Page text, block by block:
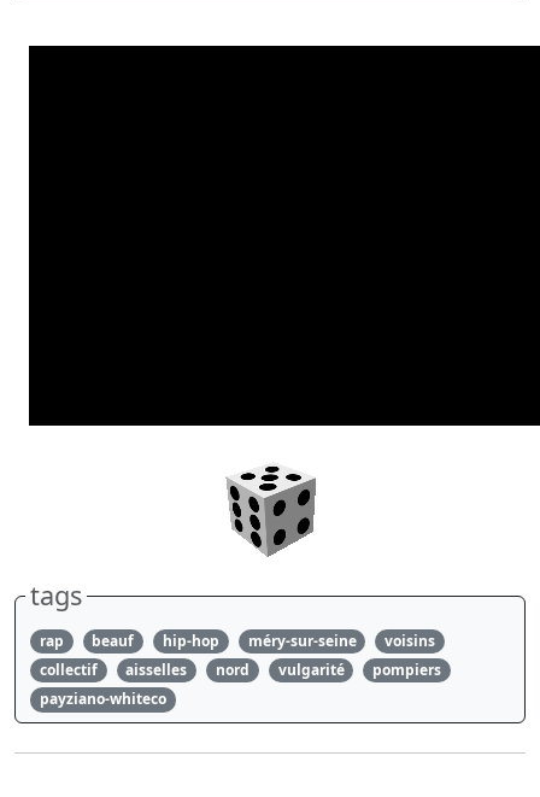
tags
rap beauf hip-hop méry-sur-seine
voisins
collectif
aisselles nord vulgarité
pompiers
payziano-whiteco